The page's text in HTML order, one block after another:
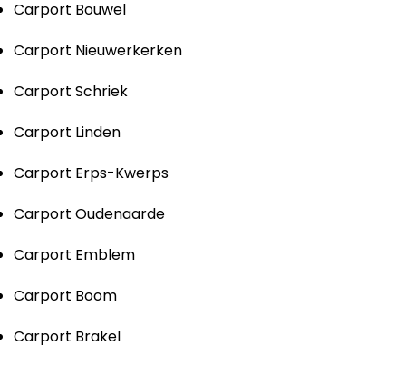
Carport Bouwel
Carport Nieuwerkerken
Carport Schriek
Carport Linden
Carport Erps-Kwerps
Carport Oudenaarde
Carport Emblem
Carport Boom
Carport Brakel